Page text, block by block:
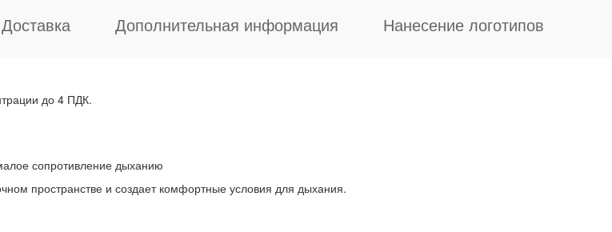
Доставка Дополнительная информация Нанесение логотипов
до 4 ПДК.
сопротивление дыханию
пространстве и создает комфортные условия для дыхания.